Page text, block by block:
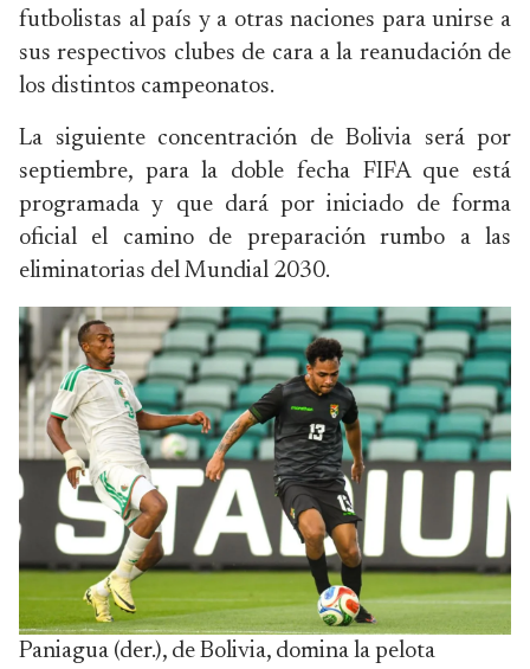
futbolistas al país y a otras naciones para unirse a
sus respectivos clubes de cara a la reanudación de
los distintos campeonatos.
La siguiente concentración de Bolivia será por
septiembre, para la doble fecha FIFA que está
programada y que dará por iniciado de forma
oficial el camino de preparación rumbo a las
eliminatorias del Mundial 2030.
Paniagua (der.), de Bolivia, domina la pelota